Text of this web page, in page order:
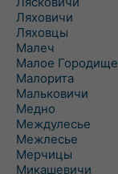
Ляховичи
Ляховцы
Малеч
Малое Городище
Малорита
Мальковичи
Медно
Междулесье
Межлесье
Мерчицы
Микашевичи